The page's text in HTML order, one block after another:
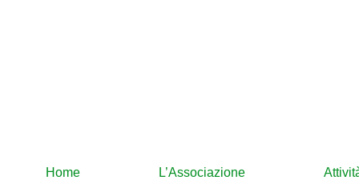
Home L’Associazione